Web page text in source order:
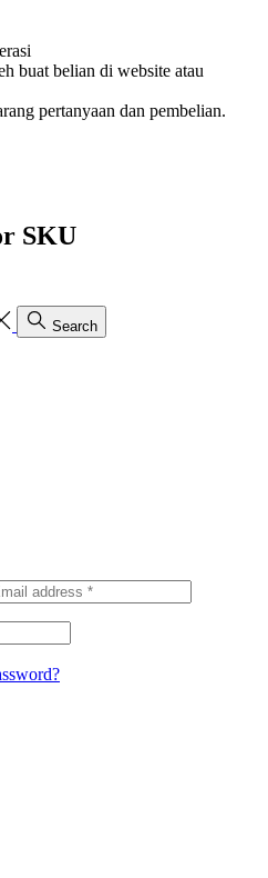
buat belian di website atau
pertanyaan dan pembelian.
SKU
Search